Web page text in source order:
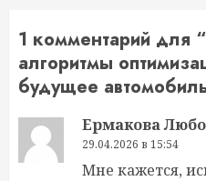
1 комментарий для “
алгоритмы
будущее
Ермакова
29.04.2026 в 15:54
Мне кажется,